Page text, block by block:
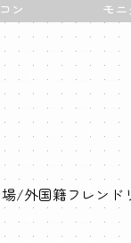
ン モ
外国籍フレンド